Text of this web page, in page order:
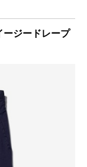
ジードレープ